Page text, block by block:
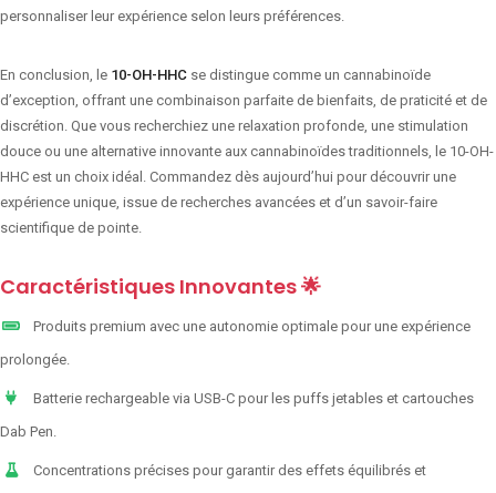
personnaliser leur expérience selon leurs préférences.
En conclusion, le 10-OH-HHC se distingue comme un cannabinoïde
d’exception, offrant une combinaison parfaite de bienfaits, de praticité et de
discrétion. Que vous recherchiez une relaxation profonde, une stimulation
douce ou une alternative innovante aux cannabinoïdes traditionnels, le 10-OH-
HHC est un choix idéal. Commandez dès aujourd’hui pour découvrir une
expérience unique, issue de recherches avancées et d’un savoir-faire
scientifique de pointe.
Caractéristiques Innovantes 🌟
Produits premium avec une autonomie optimale pour une expérience
prolongée.
Batterie rechargeable via USB-C pour les puffs jetables et cartouches
Dab Pen.
Concentrations précises pour garantir des effets équilibrés et